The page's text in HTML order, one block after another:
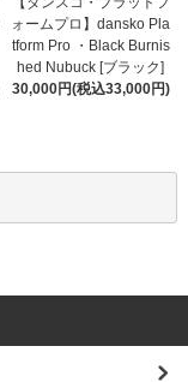
ォームプロ】dansko Pla
tform Pro ・Black Burnis
hed Nubuck [ブラック]
30,000円(税込33,000円)